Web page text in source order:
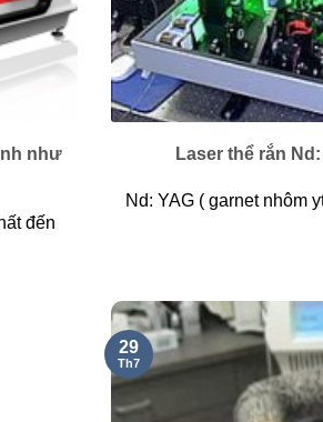
như
đến
Laser thể rắn
Nd: YAG ( garnet nhôm
29
Th7